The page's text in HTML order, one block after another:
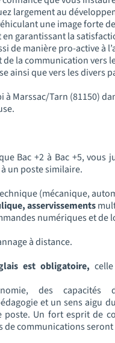
largement au
une image forte de
garantissant la
de manière pro-active à
la communication vers
ainsi que vers les divers
à Marssac/Tarn (81150)
Bac +2 à Bac +5, vous
un poste similaire.
(mécanique,
asservissements
numériques et de
à distance.
est obligatoire,
des capacités
et un sens aigu
poste. Un fort esprit de
de communications seront